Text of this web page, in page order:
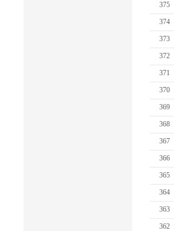
375
374
373
372
371
370
369
368
367
366
365
364
363
362